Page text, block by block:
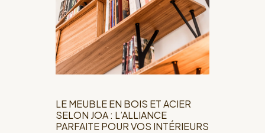
LE MEUBLE EN BOIS ET ACIER
SELON JOA : L’ALLIANCE
PARFAITE POUR VOS INTÉRIEURS